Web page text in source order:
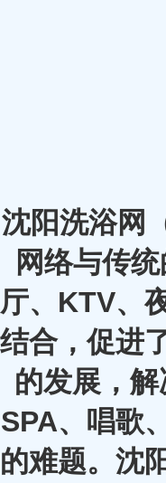
沈阳洗浴网
网络与传
厅、KTV、
结合，促进
的发展，解
SPA、唱歌
的难题。沈